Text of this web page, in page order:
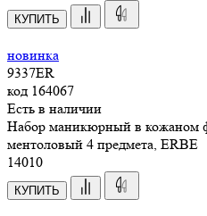
КУПИТЬ
новинка
9337ER
код 164067
Есть в наличии
Набор маникюрный в кожаном
ментоловый 4 предмета, ERBE
14010
КУПИТЬ